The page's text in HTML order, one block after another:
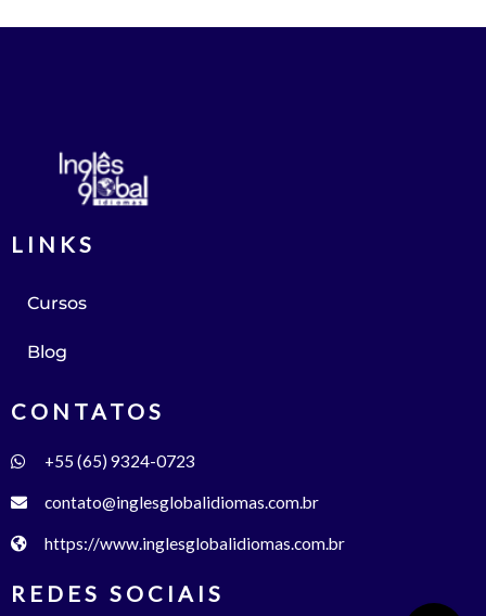
LINKS
Cursos
Blog
CONTATOS
+55 (65) 9324-0723
contato@inglesglobalidiomas.com.br
https://www.inglesglobalidiomas.com.br
REDES SOCIAIS